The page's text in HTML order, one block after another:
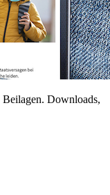
Downloads,